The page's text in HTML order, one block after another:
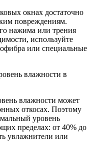
окнах достаточно
повреждениям.
нажима или трения
используйте
или специальные
влажности в
влажности может
откосах. Поэтому
уровень
пределах: от 40% до
увлажнители или